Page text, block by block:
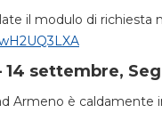
il modulo di richiesta
14 settembre,
Armeno è caldamente